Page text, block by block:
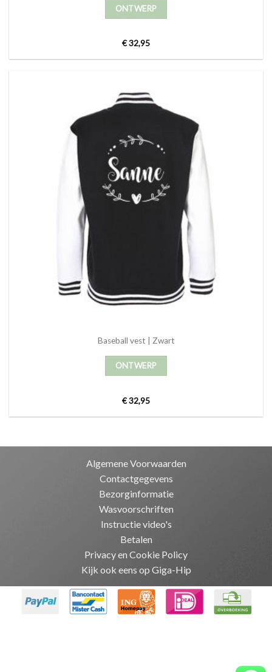
ONTWERP
€32,95
Baseball vest | Zwart
ONTWERP
€32,95
Algemene Voorwaarden
Contactgegevens
Bezorginformatie
Wasvoorschriften
Instructie video's
Betalen
Privacy en Cookie Policy
Kijk ook eens op Giga-Hip